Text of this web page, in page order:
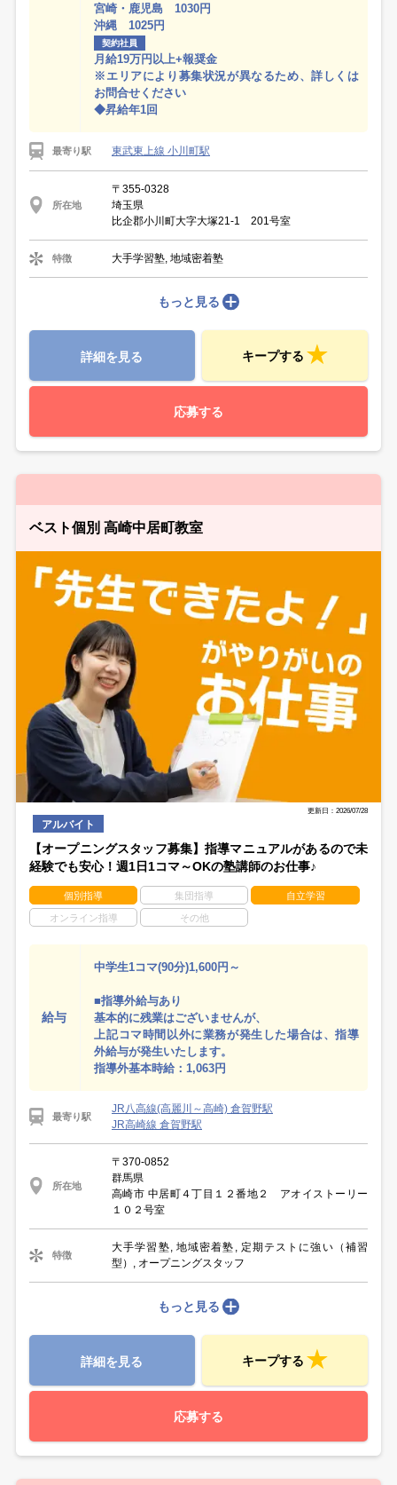
宮崎・鹿児島 1030円
沖縄 1025円
契約社員
月給19万円以上+報奨金
※エリアにより募集状況が異なるため、詳しくは
お問合せください
◆昇給年1回
最寄り駅 東武東上線 小川町駅
所在地
〒355-0328
埼玉県
比企郡小川町大字大塚21-1 201号室
特徴 大手学習塾, 地域密着塾
もっと見る
詳細を見る キープする
応募する
ベスト個別 高崎中居町教室
更新日：2026/07/28
アルバイト
【オープニングスタッフ募集】指導マニュアルがあるので未
経験でも安心！週1日1コマ～OKの塾講師のお仕事♪
個別指導 集団指導 自立学習
オンライン指導 その他
給与
中学生1コマ(90分)1,600円～
■指導外給与あり
基本的に残業はございませんが、
上記コマ時間以外に業務が発生した場合は、指導
外給与が発生いたします。
指導外基本時給：1,063円
最寄り駅
JR八高線(高麗川～高崎) 倉賀野駅
JR高崎線 倉賀野駅
所在地
〒370-0852
群馬県
高崎市 中居町４丁目１２番地２ アオイストーリー
１０２号室
特徴
大手学習塾, 地域密着塾, 定期テストに強い（補習
型）, オープニングスタッフ
もっと見る
詳細を見る キープする
応募する